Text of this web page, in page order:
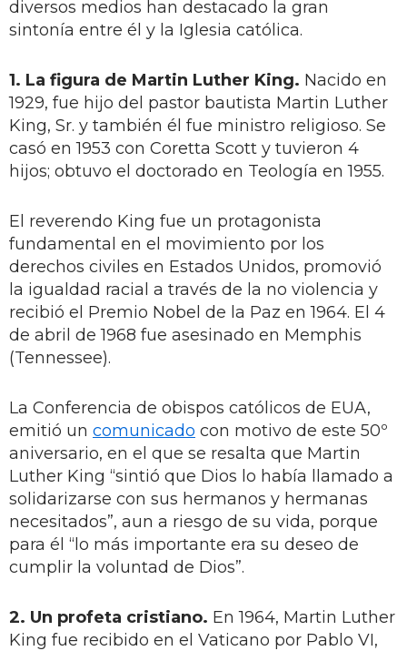
diversos medios han destacado la gran
sintonía entre él y la Iglesia católica.
1. La figura de Martin Luther King. Nacido en
1929, fue hijo del pastor bautista Martin Luther
King, Sr. y también él fue ministro religioso. Se
casó en 1953 con Coretta Scott y tuvieron 4
hijos; obtuvo el doctorado en Teología en 1955.
El reverendo King fue un protagonista
fundamental en el movimiento por los
derechos civiles en Estados Unidos, promovió
la igualdad racial a través de la no violencia y
recibió el Premio Nobel de la Paz en 1964. El 4
de abril de 1968 fue asesinado en Memphis
(Tennessee).
La Conferencia de obispos católicos de EUA,
emitió un comunicado con motivo de este 50º
aniversario, en el que se resalta que Martin
Luther King “sintió que Dios lo había llamado a
solidarizarse con sus hermanos y hermanas
necesitados”, aun a riesgo de su vida, porque
para él “lo más importante era su deseo de
cumplir la voluntad de Dios”.
2. Un profeta cristiano. En 1964, Martin Luther
King fue recibido en el Vaticano por Pablo VI,